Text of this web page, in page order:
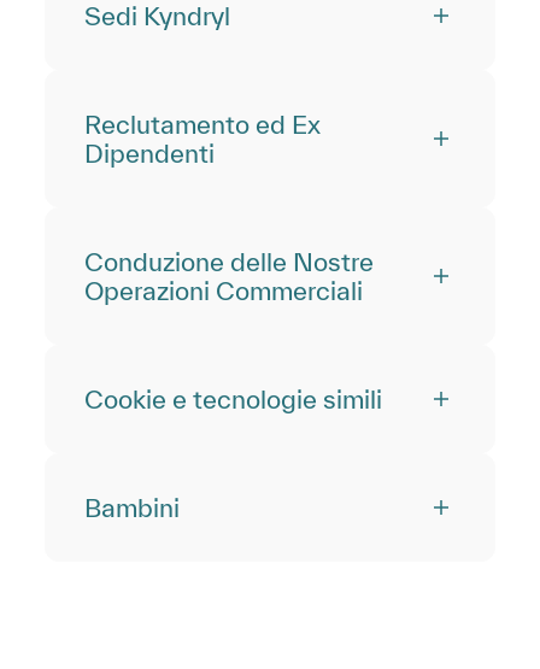
Sedi Kyndryl
Reclutamento ed Ex
Dipendenti
Conduzione delle Nostre
Operazioni Commerciali
Cookie e tecnologie simili
Bambini